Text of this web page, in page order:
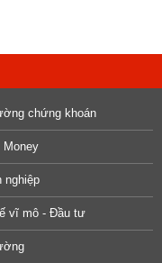
chứng khoán
Money
nghiệp
vĩ mô - Đầu tư